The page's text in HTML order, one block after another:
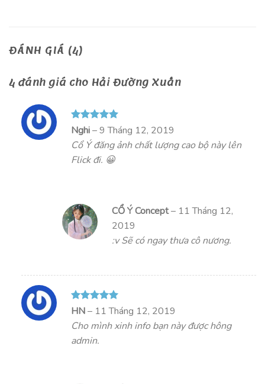
ĐÁNH GIÁ (4)
4 đánh giá cho Hải Đường Xuân
Được xếp
hạng
sao
Nghi–9 Tháng 12, 2019
Cổ Ý đăng ảnh chất lượng cao bộ này lên
Flick đi. 😀
CỔ Ý Concept– 11 Tháng 12,
2019
:v Sẽ có ngay thưa cô nương.
Được xếp
sao
HN– 11 Tháng 12, 2019
Cho mình xinh info bạn này được hông
admin.